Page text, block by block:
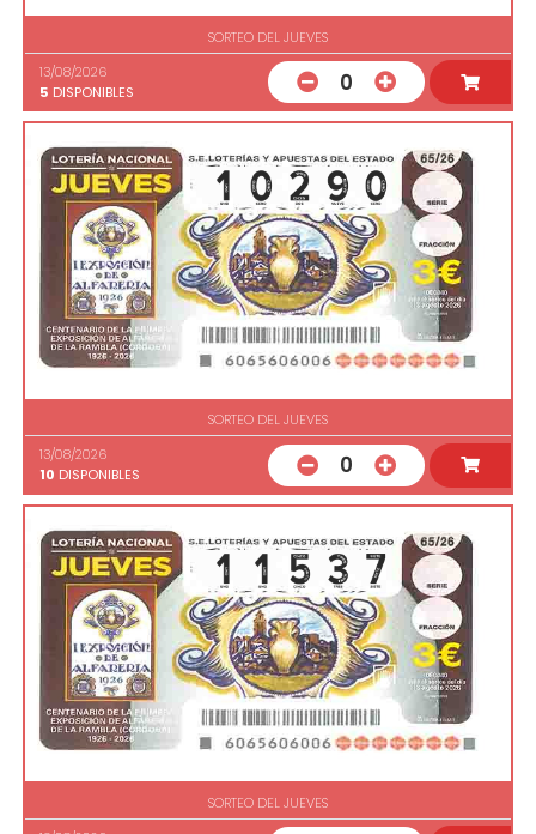
SORTEO DEL JUEVES
13/08/2026
5 DISPONIBLES 0
SORTEO DEL JUEVES
13/08/2026
10 DISPONIBLES 0
SORTEO DEL JUEVES